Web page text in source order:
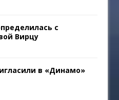
с
Вирцу
в «Динамо»